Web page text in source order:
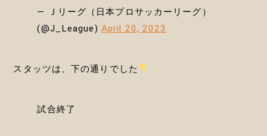
— Ｊリーグ（日本プロサッカーリーグ）
(@J_League) April 20, 2023
スタッツは、下の通りでした
試合終了